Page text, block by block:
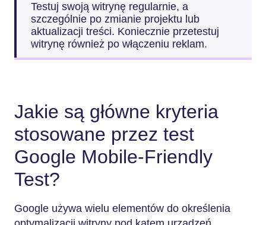
Testuj swoją witrynę regularnie, a
szczególnie po zmianie projektu lub
aktualizacji treści. Koniecznie przetestuj
witrynę również po włączeniu reklam.
Jakie są główne kryteria
stosowane przez test
Google Mobile-Friendly
Test?
Google używa wielu elementów do określenia